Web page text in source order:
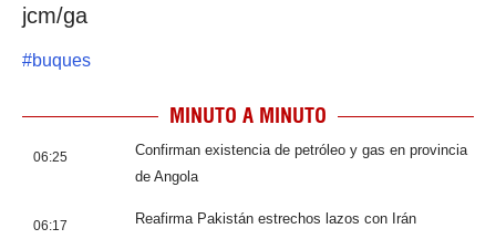
jcm/ga
#buques
MINUTO A MINUTO
06:25
Confirman existencia de petróleo y gas en provincia
de Angola
06:17 Reafirma Pakistán estrechos lazos con Irán